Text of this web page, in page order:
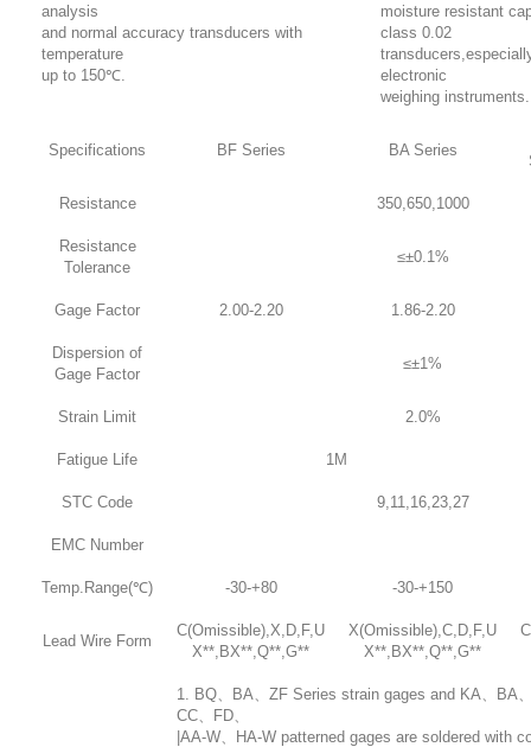
analysis
and normal accuracy transducers with
temperature
up to 150℃.
moisture resistant
class 0.02
electronic
weighing instruments.
Specifications BF Series BA Series
Resistance 350,650,1000
Resistance
Tolerance
≤±0.1%
Gage Factor 2.00-2.20 1.86-2.20
Dispersion of
Gage Factor
≤±1%
Strain Limit 2.0%
Fatigue Life 1M
STC Code 9,11,16,23,27
EMC Number
Temp.Range(℃) -30-+80 -30-+150
Lead Wire Form
C(Omissible),X,D,F,U
X**,BX**,Q**,G**
X(Omissible),C,D,F,U
X**,BX**,Q**,G**
1. BQ、BA、ZF Series strain gages and KA、BA
CC、FD、
|AA-W、HA-W patterned gages are soldered with